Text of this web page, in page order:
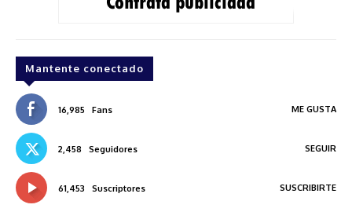
Mantente conectado
16,985 Fans ME GUSTA
2,458 Seguidores SEGUIR
61,453 Suscriptores SUSCRIBIRTE